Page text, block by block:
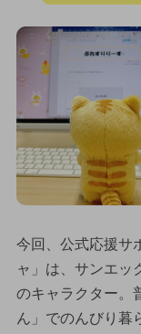
今回、公式応援サ
ャ」は、サンエッ
のキャラクター。
ん」でのんびり暮